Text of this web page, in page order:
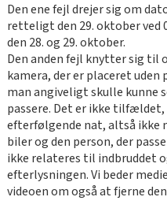
Den ene fejl drejer sig om
retteligt den 29. oktober
den 28. og 29. oktober.
Den anden fejl knytter sig til
kamera, der er placeret
man angiveligt skulle kunne
passere. Det er ikke tilfældet,
efterfølgende nat, altså ikke
biler og den person, der
ikke relateres til indbruddet
efterlysningen. Vi beder
videoen om også at fjerne